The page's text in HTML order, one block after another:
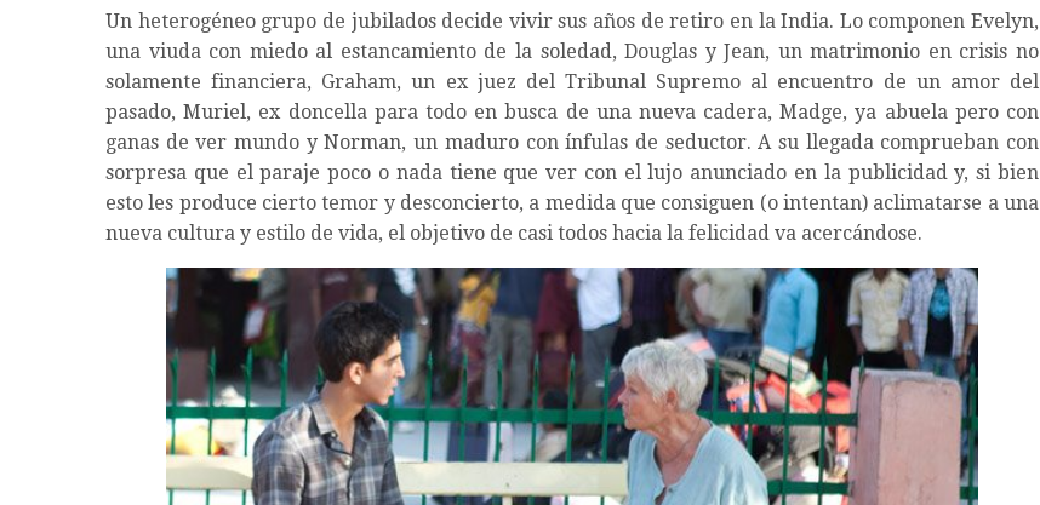
Un heterogéneo grupo de jubilados decide vivir sus años de retiro en la India. Lo componen Evelyn,
una viuda con miedo al estancamiento de la soledad, Douglas y Jean, un matrimonio en crisis no
solamente financiera, Graham, un ex juez del Tribunal Supremo al encuentro de un amor del
pasado, Muriel, ex doncella para todo en busca de una nueva cadera, Madge, ya abuela pero con
ganas de ver mundo y Norman, un maduro con ínfulas de seductor. A su llegada comprueban con
sorpresa que el paraje poco o nada tiene que ver con el lujo anunciado en la publicidad y, si bien
esto les produce cierto temor y desconcierto, a medida que consiguen (o intentan) aclimatarse a una
nueva cultura y estilo de vida, el objetivo de casi todos hacia la felicidad va acercándose.